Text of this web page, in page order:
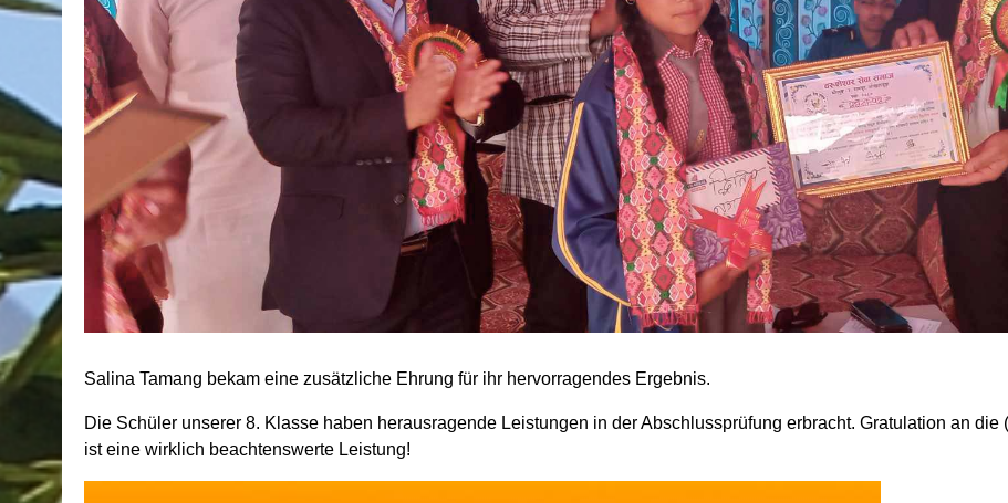
Salina Tamang bekam eine zusätzliche Ehrung für ihr hervorragendes Ergebnis.
Die Schüler unserer 8. Klasse haben herausragende Leistungen in der Abschlussprüfung erbracht. Gratulation an
ist eine wirklich beachtenswerte Leistung!